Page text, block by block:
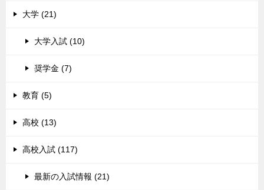
大学 (21)
大学入試 (10)
奨学金 (7)
教育 (5)
高校 (13)
高校入試 (117)
最新の入試情報 (21)